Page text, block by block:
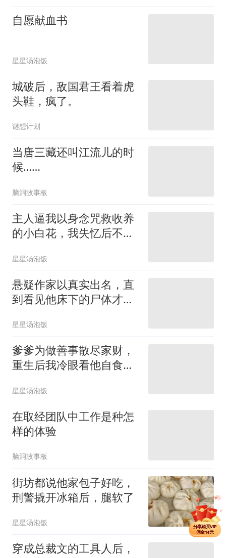
自愿献血书
星星汤泡饭
城破后，敌国君王看着虎
头鞋，疯了。
谜想计划
当唐三藏还叫江流儿的时
候……
脑洞故事板
主人逼我以身念咒救收养
的小白花，我失忆后不愿
星星汤泡饭
悬疑作家以真实出名，直
到看见他床下的尸体才知
星星汤泡饭
爹爹为做善事散尽家财，
重生后我冷眼看他自食恶
星星汤泡饭
在取经团队中工作是种怎
样的体验
脑洞故事板
街坊都说他家包子好吃，
刑警撬开冰箱后，腿软了
星星汤泡饭
穿成总裁文的工具人后，
分享单篇
佣金2元
分享购买VIP
佣金14元